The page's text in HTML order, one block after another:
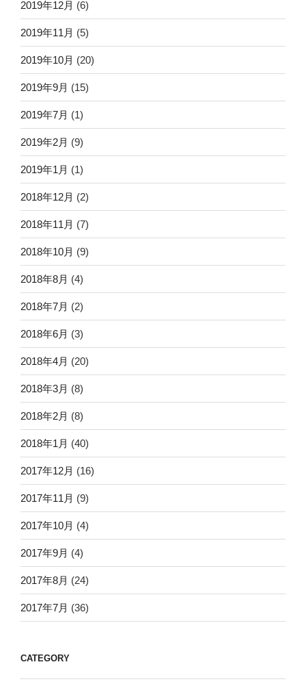
2019年12月 (6)
2019年11月 (5)
2019年10月 (20)
2019年9月 (15)
2019年7月 (1)
2019年2月 (9)
2019年1月 (1)
2018年12月 (2)
2018年11月 (7)
2018年10月 (9)
2018年8月 (4)
2018年7月 (2)
2018年6月 (3)
2018年4月 (20)
2018年3月 (8)
2018年2月 (8)
2018年1月 (40)
2017年12月 (16)
2017年11月 (9)
2017年10月 (4)
2017年9月 (4)
2017年8月 (24)
2017年7月 (36)
CATEGORY